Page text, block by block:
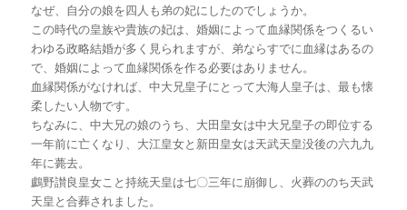
なぜ、自分の娘を四人も弟の妃にしたのでしょうか。
この時代の皇族や貴族の妃は、婚姻によって血縁関係をつくるい
わゆる政略結婚が多く見られますが、弟ならすでに血縁はあるの
で、婚姻によって血縁関係を作る必要はありません。
血縁関係がなければ、中大兄皇子にとって大海人皇子は、最も懐
柔したい人物です。
ちなみに、中大兄の娘のうち、大田皇女は中大兄皇子の即位する
一年前に亡くなり、大江皇女と新田皇女は天武天皇没後の六九九
年に薨去。
鸕野讃良皇女こと持統天皇は七〇三年に崩御し、火葬ののち天武
天皇と合葬されました。